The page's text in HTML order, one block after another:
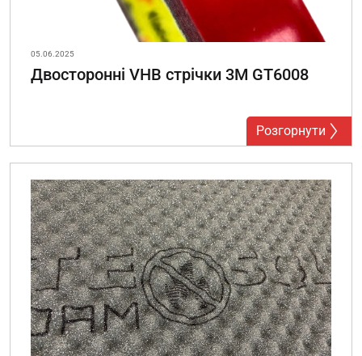
05.06.2025
Двосторонні VHB стрічки 3М GT6008
Розгорнути